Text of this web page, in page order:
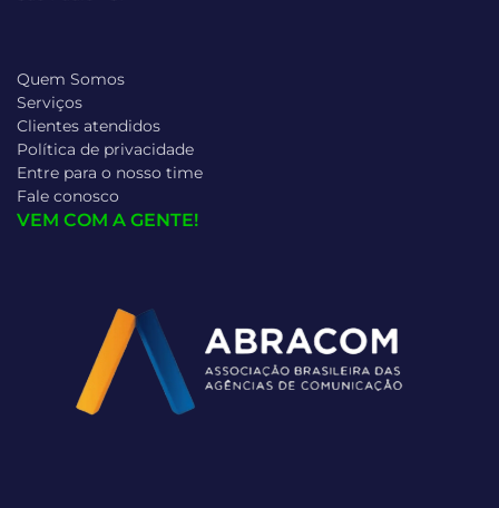
Quem Somos
Serviços
Clientes atendidos
Política de privacidade
Entre para o nosso time
Fale conosco
VEM COM A GENTE!